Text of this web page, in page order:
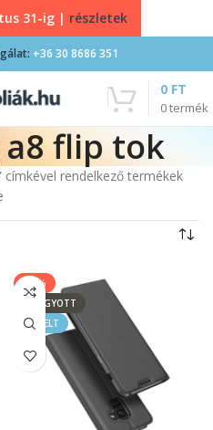
+36 30 8686 351
0termék
0 FT
flip tok
címkével rendelkező termékek
-50%
ELFOGYOTT
KIEMELT
31-ig | részletek